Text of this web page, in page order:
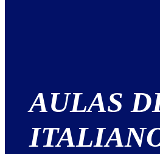
AULAS